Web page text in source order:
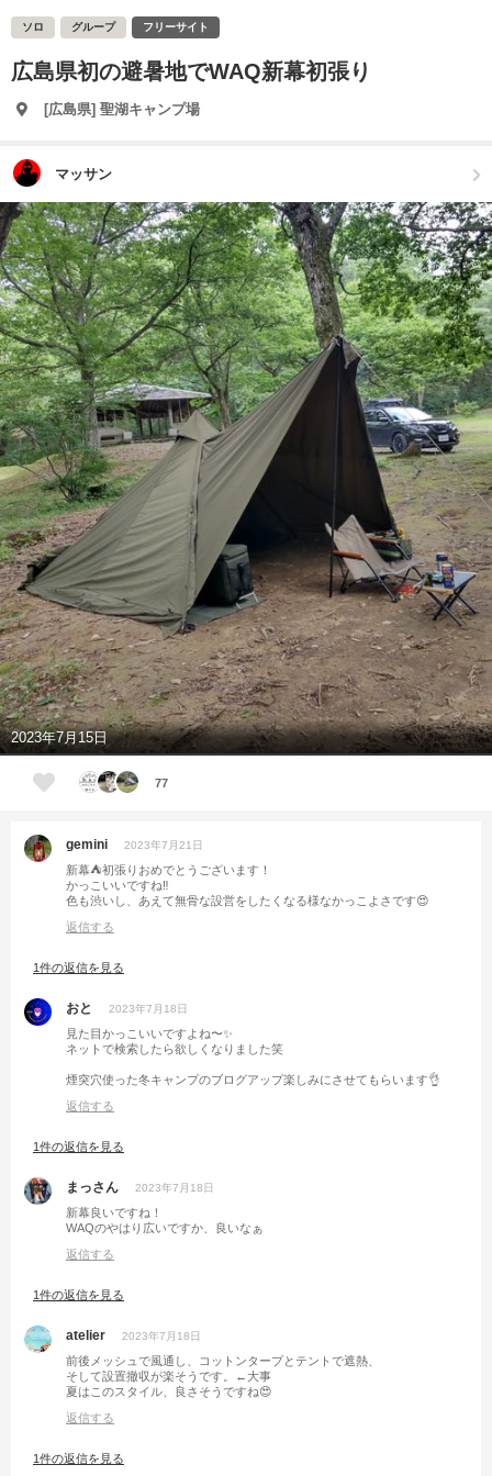
ソロ グループ フリーサイト
広島県初の避暑地でWAQ新幕初張り
[広島県] 聖湖キャンプ場
マッサン
2023年7月15日
77
gemini 2023年7月21日
新幕⛺️初張りおめでとうございます！
かっこいいですね‼️
色も渋いし、あえて無骨な設営をしたくなる様なかっこよさです😍
返信する
1件の返信を見る
おと 2023年7月18日
見た目かっこいいですよね〜✨
ネットで検索したら欲しくなりました笑
煙突穴使った冬キャンプのブログアップ楽しみにさせてもらいます👌
返信する
1件の返信を見る
まっさん 2023年7月18日
新幕良いですね！
WAQのやはり広いですか、良いなぁ
返信する
1件の返信を見る
atelier 2023年7月18日
前後メッシュで風通し、コットンタープとテントで遮熱、
そして設置撤収が楽そうです。←大事
夏はこのスタイル、良さそうですね😍
返信する
1件の返信を見る